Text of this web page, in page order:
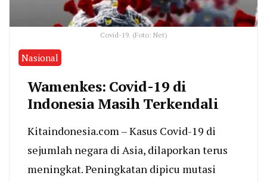
Covid-19. (Foto: Net)
Nasional
Wamenkes: Covid-19 di
Indonesia Masih Terkendali
Kitaindonesia.com – Kasus Covid-19 di
sejumlah negara di Asia, dilaporkan terus
meningkat. Peningkatan dipicu mutasi